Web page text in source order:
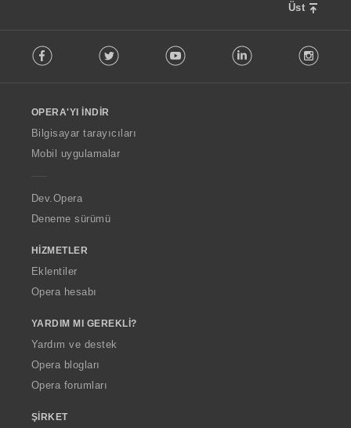
Üst
o
w
O
p
a
Facebook Twitter Youtube LinkedIn
OPERA'YI İNDIR
Bilgisayar tarayıcıları
Mobil uygulamalar
Dev.Opera
Deneme sürümü
HIZMETLER
Eklentiler
Opera hesabı
YARDIM MI GEREKLI?
Yardım ve destek
Opera blogları
Opera forumları
ŞIRKET